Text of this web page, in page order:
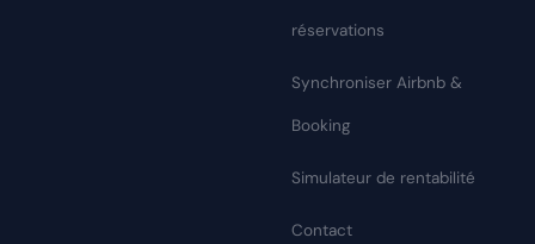
réservations
Synchroniser Airbnb &
Booking
Simulateur de rentabilité
Contact